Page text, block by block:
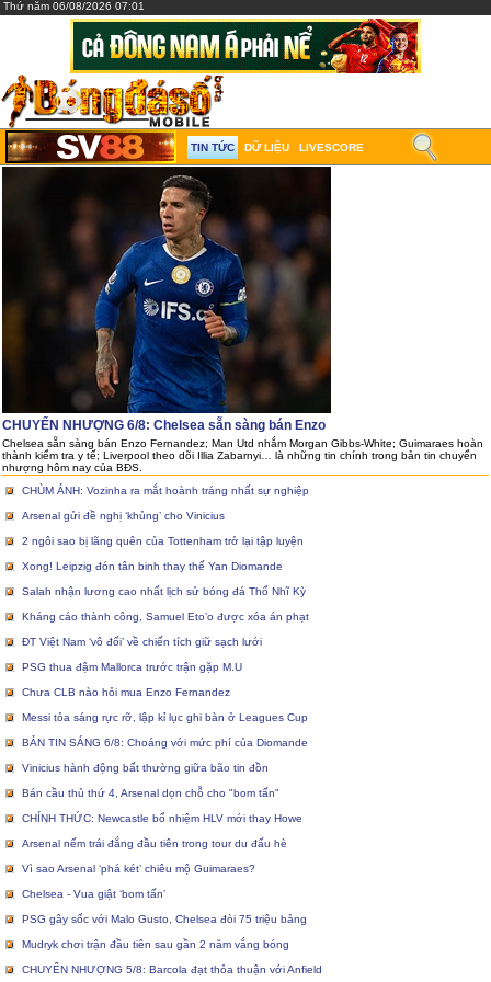
Thứ năm 06/08/2026 07:01
TIN TỨC DỮ LIỆU LIVESCORE
CHUYỂN NHƯỢNG 6/8: Chelsea sẵn sàng bán Enzo
Chelsea sẵn sàng bán Enzo Fernandez; Man Utd nhắm Morgan Gibbs-White; Guimaraes hoàn
thành kiểm tra y tế; Liverpool theo dõi Illia Zabarnyi… là những tin chính trong bản tin chuyển
nhượng hôm nay của BĐS.
CHÙM ẢNH: Vozinha ra mắt hoành tráng nhất sự nghiệp
Arsenal gửi đề nghị ‘khủng’ cho Vinicius
2 ngôi sao bị lãng quên của Tottenham trở lại tập luyện
Xong! Leipzig đón tân binh thay thế Yan Diomande
Salah nhận lương cao nhất lịch sử bóng đá Thổ Nhĩ Kỳ
Kháng cáo thành công, Samuel Eto’o được xóa án phạt
ĐT Việt Nam ‘vô đối’ về chiến tích giữ sạch lưới
PSG thua đậm Mallorca trước trận gặp M.U
Chưa CLB nào hỏi mua Enzo Fernandez
Messi tỏa sáng rực rỡ, lập kỉ lục ghi bàn ở Leagues Cup
BẢN TIN SÁNG 6/8: Choáng với mức phí của Diomande
Vinicius hành động bất thường giữa bão tin đồn
Bán cầu thủ thứ 4, Arsenal dọn chỗ cho "bom tấn"
CHÍNH THỨC: Newcastle bổ nhiệm HLV mới thay Howe
Arsenal nếm trái đắng đầu tiên trong tour du đấu hè
Vì sao Arsenal ‘phá két’ chiêu mộ Guimaraes?
Chelsea - Vua giật ‘bom tấn’
PSG gây sốc với Malo Gusto, Chelsea đòi 75 triệu bảng
Mudryk chơi trận đầu tiên sau gần 2 năm vắng bóng
CHUYỂN NHƯỢNG 5/8: Barcola đạt thỏa thuận với Anfield